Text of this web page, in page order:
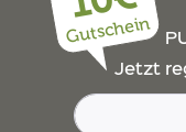
Gutschein
Jetzt